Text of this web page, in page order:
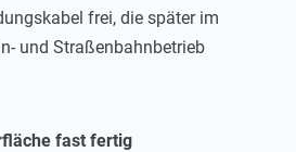
frei, die später im
und Straßenbahnbetrieb
fast fertig